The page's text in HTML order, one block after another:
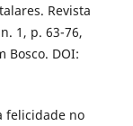
Revista
1, p. 63-76,
Bosco. DOI:
felicidade no